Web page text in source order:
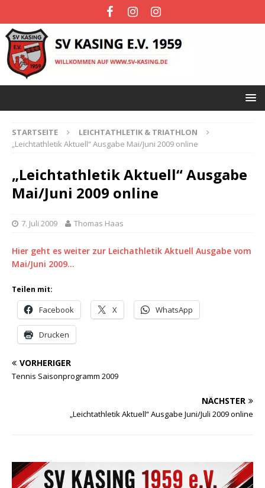
STARTSEITE
LEICHTATHLETIK & TRIATHLON
„Leichtathletik Aktuell“ Ausgabe Mai/Juni 2009 online
„Leichtathletik Aktuell“ Ausgabe
Mai/Juni 2009 online
7. Juli 2009 Thomas Haas
Hier geht es weiter zur Leichathletik Aktuell Ausgabe vom
Mai/Juni 2009…
Teilen mit:
Facebook X WhatsApp
Drucken
VORHERIGER
Tennis Saisonprogramm 2009
NÄCHSTER
„Leichtathletik Aktuell“ Ausgabe Juni/Juli 2009 online